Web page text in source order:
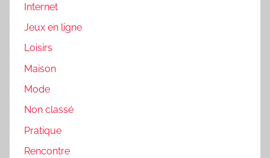
Internet
Jeux en ligne
Loisirs
Maison
Mode
Non classé
Pratique
Rencontre